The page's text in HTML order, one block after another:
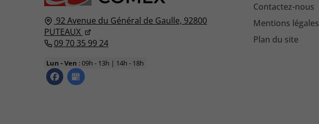
92 Avenue du Général de Gaulle, 92800
PUTEAUX
09 70 35 99 24
Lun - Ven : 09h - 13h | 14h - 18h
Contactez-nous
Mentions légales
Plan du site